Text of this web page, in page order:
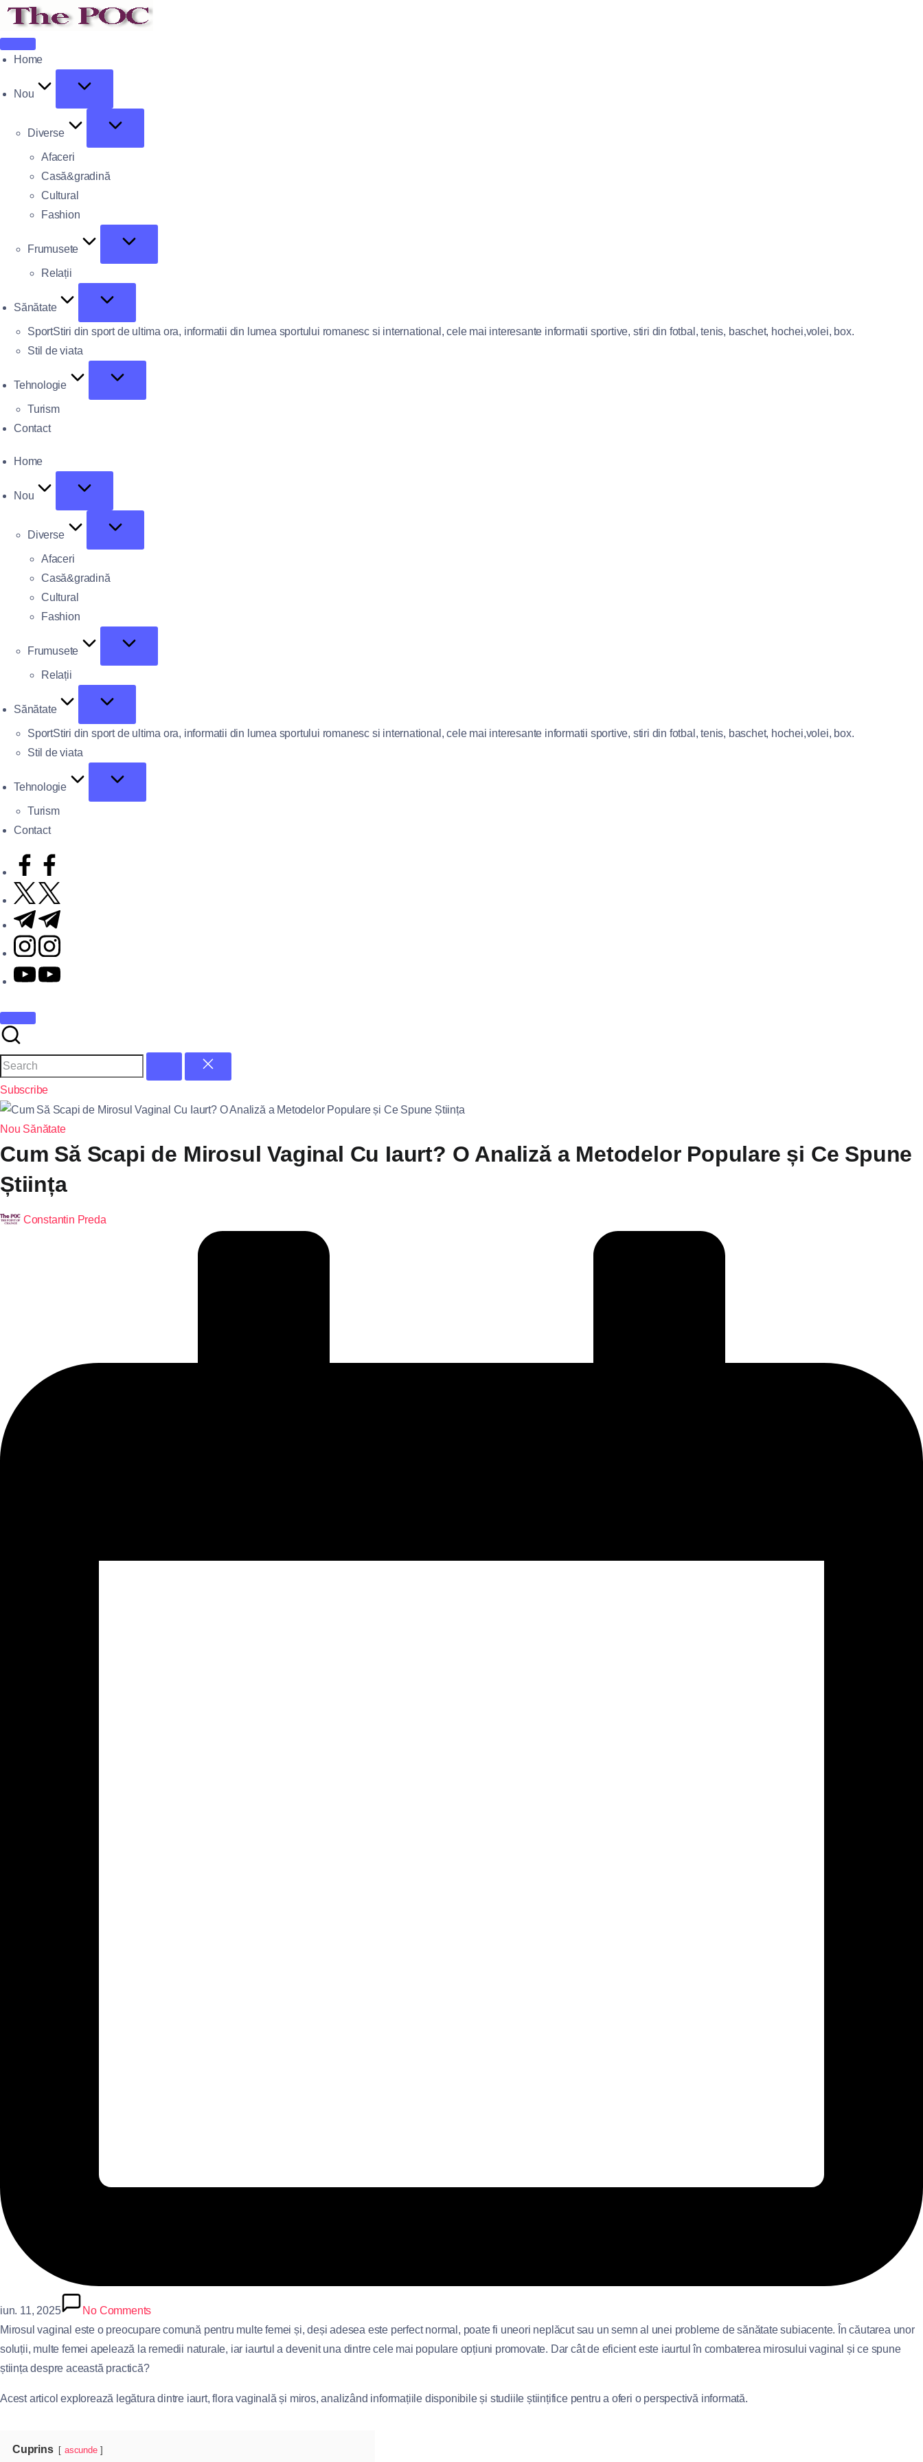
Home
Nou
Diverse
Afaceri
Casă&gradină
Cultural
Fashion
Frumusete
Relații
Sănătate
SportStiri din sport de ultima ora, informatii din lumea sportului romanesc si international, cele mai interesante informatii sportive, stiri din fotbal, tenis, baschet, hochei,volei, box.
Stil de viata
Tehnologie
Turism
Contact
Home
Nou
Diverse
Afaceri
Casă&gradină
Cultural
Fashion
Frumusete
Relații
Sănătate
SportStiri din sport de ultima ora, informatii din lumea sportului romanesc si international, cele mai interesante informatii sportive, stiri din fotbal, tenis, baschet, hochei,volei, box.
Stil de viata
Tehnologie
Turism
Contact
Subscribe
Nou Sănătate
Cum Să Scapi de Mirosul Vaginal Cu Iaurt? O Analiză a Metodelor Populare și Ce Spune
Știința
Constantin Preda
iun. 11, 2025
No Comments
Mirosul vaginal este o preocupare comună pentru multe femei și, deși adesea este perfect normal, poate fi uneori neplăcut sau un semn al unei probleme de sănătate subiacente. În căutarea unor
soluții, multe femei apelează la remedii naturale, iar iaurtul a devenit una dintre cele mai populare opțiuni promovate. Dar cât de eficient este iaurtul în combaterea mirosului vaginal și ce spune
știința despre această practică?
Acest articol explorează legătura dintre iaurt, flora vaginală și miros, analizând informațiile disponibile și studiile științifice pentru a oferi o perspectivă informată.
Cuprins ascunde